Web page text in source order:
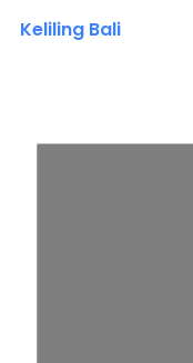
Keliling Bali